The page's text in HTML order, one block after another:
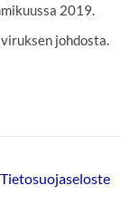
2019.
johdosta.
Tietosuojaseloste